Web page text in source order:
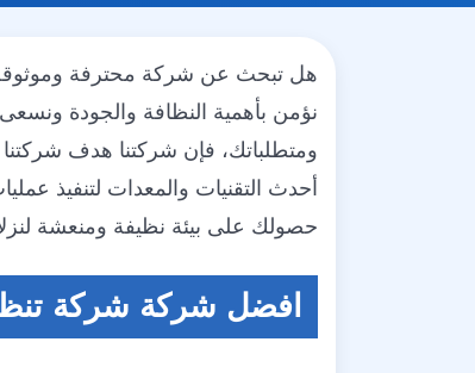
هل تبحث عن شركة محترفة
نؤمن بأهمية النظافة والجودة
ومتطلباتك، فإن شركتنا هدف شركتنا
أحدث التقنيات والمعدات لتنفيذ
حصولك على بيئة نظيفة ومنعشة
افضل شركة شركة